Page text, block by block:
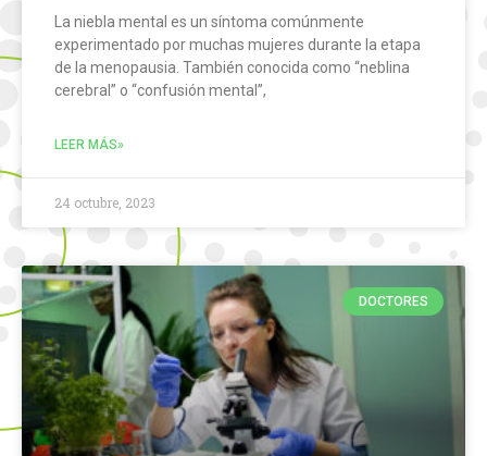
La niebla mental es un síntoma comúnmente
experimentado por muchas mujeres durante la etapa
de la menopausia. También conocida como “neblina
cerebral” o “confusión mental”,
LEER MÁS»
24 octubre, 2023
DOCTORES